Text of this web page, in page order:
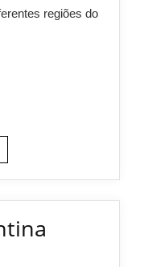
regiões do